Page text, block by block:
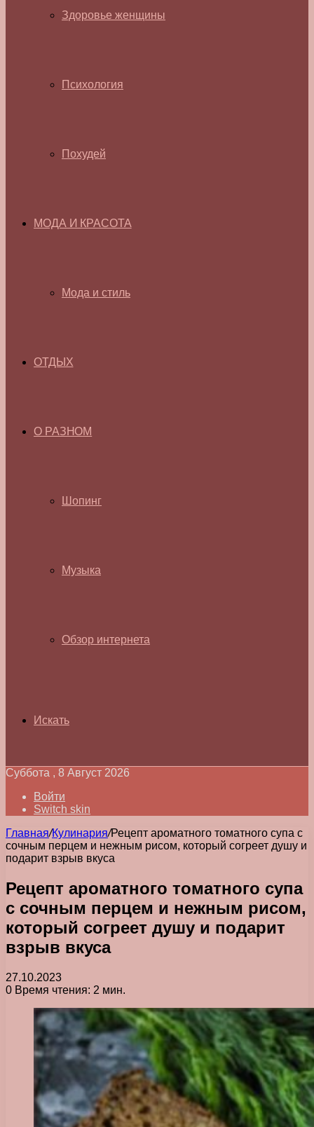
Здоровье женщины
Психология
Похудей
МОДА И КРАСОТА
Мода и стиль
ОТДЫХ
О РАЗНОМ
Шопинг
Музыка
Обзор интернета
Искать
Суббота , 8 Август 2026
Войти
Switch skin
Главная/Кулинария/Рецепт ароматного томатного супа с
сочным перцем и нежным рисом, который согреет душу и
подарит взрыв вкуса
Рецепт ароматного томатного супа
с сочным перцем и нежным рисом,
который согреет душу и подарит
взрыв вкуса
27.10.2023
0 Время чтения: 2 мин.